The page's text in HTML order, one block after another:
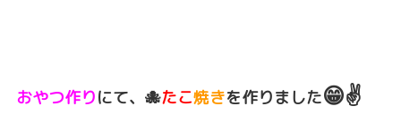
おやつ作りにて、🐙たこ焼きを作りました😁✌️